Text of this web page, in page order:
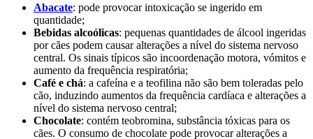
Abacate: pode provocar intoxicação se ingerido em
quantidade;
Bebidas alcoólicas: pequenas quantidades de álcool ingeridas
por cães podem causar alterações a nível do sistema nervoso
central. Os sinais típicos são incoordenação motora, vómitos e
aumento da frequência respiratória;
Café e chá: a cafeína e a teofilina não são bem toleradas pelo
cão, induzindo aumentos da frequência cardíaca e alterações a
nível do sistema nervoso central;
Chocolate: contém teobromina, substância tóxicas para os
cães. O consumo de chocolate pode provocar alterações a